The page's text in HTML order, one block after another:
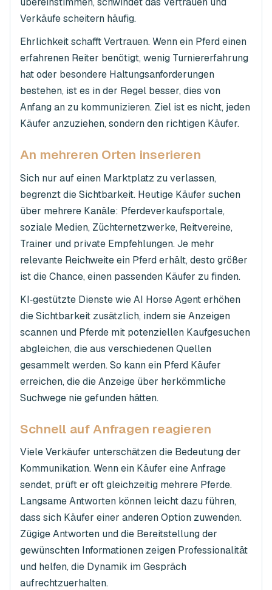
Verkäufe scheitern häufig.
Ehrlichkeit schafft Vertrauen. Wenn ein Pferd einen
erfahrenen Reiter benötigt, wenig Turniererfahrung
hat oder besondere Haltungsanforderungen
bestehen, ist es in der Regel besser, dies von
Anfang an zu kommunizieren. Ziel ist es nicht, jeden
Käufer anzuziehen, sondern den richtigen Käufer.
An mehreren Orten inserieren
Sich nur auf einen Marktplatz zu verlassen,
begrenzt die Sichtbarkeit. Heutige Käufer suchen
über mehrere Kanäle: Pferdeverkaufsportale,
soziale Medien, Züchternetzwerke, Reitvereine,
Trainer und private Empfehlungen. Je mehr
relevante Reichweite ein Pferd erhält, desto größer
ist die Chance, einen passenden Käufer zu finden.
KI‑gestützte Dienste wie AI Horse Agent erhöhen
die Sichtbarkeit zusätzlich, indem sie Anzeigen
scannen und Pferde mit potenziellen Kaufgesuchen
abgleichen, die aus verschiedenen Quellen
gesammelt werden. So kann ein Pferd Käufer
erreichen, die die Anzeige über herkömmliche
Suchwege nie gefunden hätten.
Schnell auf Anfragen reagieren
Viele Verkäufer unterschätzen die Bedeutung der
Kommunikation. Wenn ein Käufer eine Anfrage
sendet, prüft er oft gleichzeitig mehrere Pferde.
Langsame Antworten können leicht dazu führen,
dass sich Käufer einer anderen Option zuwenden.
Zügige Antworten und die Bereitstellung der
gewünschten Informationen zeigen Professionalität
und helfen, die Dynamik im Gespräch
aufrechtzuerhalten.